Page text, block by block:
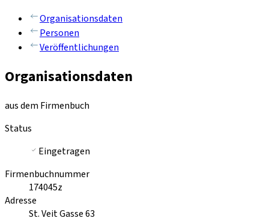
Organisationsdaten
Personen
Veröffentlichungen
Organisationsdaten
aus dem Firmenbuch
Status
Eingetragen
Firmenbuchnummer
174045z
Adresse
St. Veit Gasse 63